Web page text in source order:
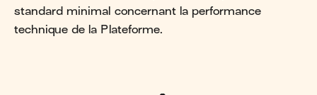
standard minimal concernant la performance
technique de la Plateforme.